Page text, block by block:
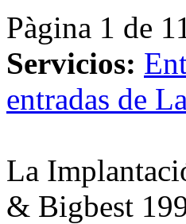
Pàgina 1 de 1
Servicios:
entradas de
La
& Bigbest